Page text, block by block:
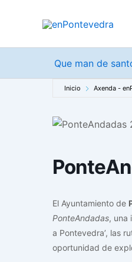
Que man de
Inicio Axenda -
El Ayuntamiento de
PonteAndadas, una
a Pontevedra’, las
oportunidad de